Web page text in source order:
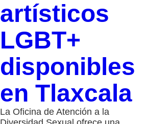
artísticos
LGBT+
disponibles
en Tlaxcala
La Oficina de Atención a la